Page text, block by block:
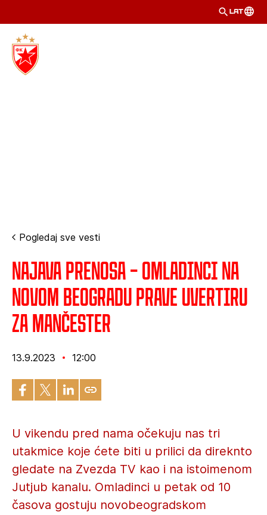
LAT
Pogledaj sve vesti
Najava prenosa – Omladinci na
Novom Beogradu prave uvertiru
za Mančester
13.9.2023 12:00
U vikendu pred nama očekuju nas tri
utakmice koje ćete biti u prilici da direknto
gledate na Zvezda TV kao i na istoimenom
Jutjub kanalu. Omladinci u petak od 10
časova gostuju novobeogradskom